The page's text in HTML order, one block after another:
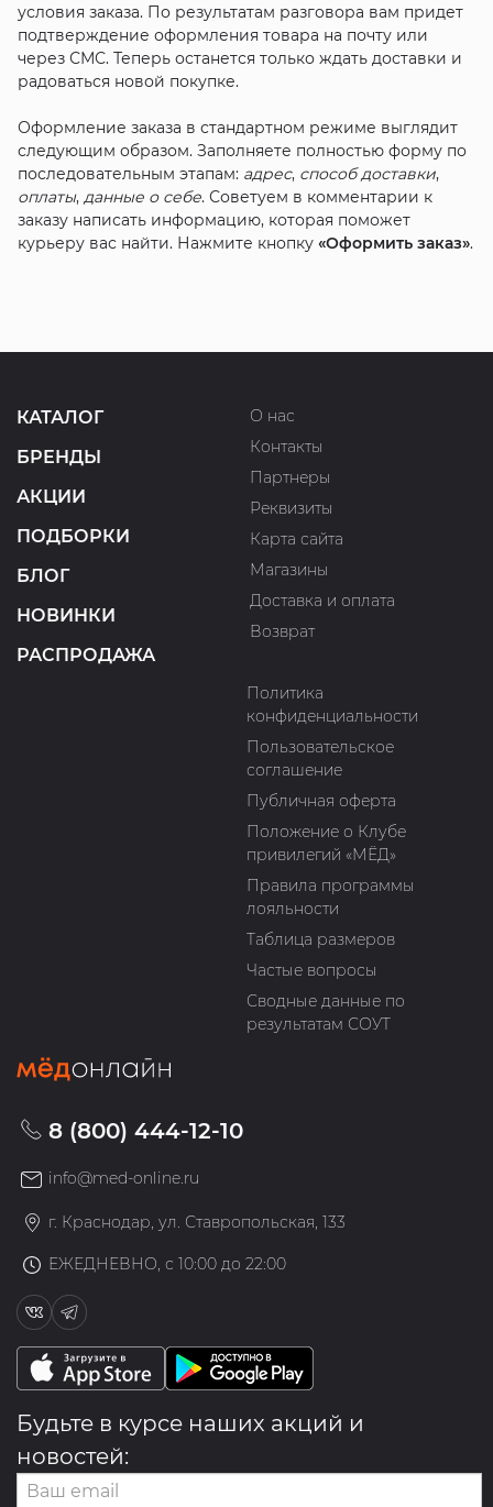
условия заказа. По результатам разговора вам придет
подтверждение оформления товара на почту или
через СМС. Теперь останется только ждать доставки и
радоваться новой покупке.
Оформление заказа в стандартном режиме выглядит
следующим образом. Заполняете полностью форму по
последовательным этапам: адрес, способ доставки,
оплаты, данные о себе. Советуем в комментарии к
заказу написать информацию, которая поможет
курьеру вас найти. Нажмите кнопку «Оформить заказ».
КАТАЛОГ
БРЕНДЫ
АКЦИИ
ПОДБОРКИ
БЛОГ
НОВИНКИ
РАСПРОДАЖА
О нас
Контакты
Партнеры
Реквизиты
Карта сайта
Магазины
Доставка и оплата
Возврат
Политика
конфиденциальности
Пользовательское
соглашение
Публичная оферта
Положение о Клубе
привилегий «МЁД»
Правила программы
лояльности
Таблица размеров
Частые вопросы
Сводные данные по
результатам СОУТ
8 (800) 444-12-10
info@med-online.ru
г. Краснодар, ул. Ставропольская, 133
ЕЖЕДНЕВНО, с 10:00 до 22:00
Будьте в курсе наших акций и
новостей: